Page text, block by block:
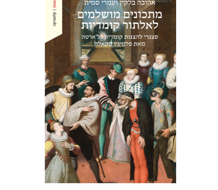
אהובה בלקין עמרי סמית
הנחת אתר ספר מודפס
$42
$38